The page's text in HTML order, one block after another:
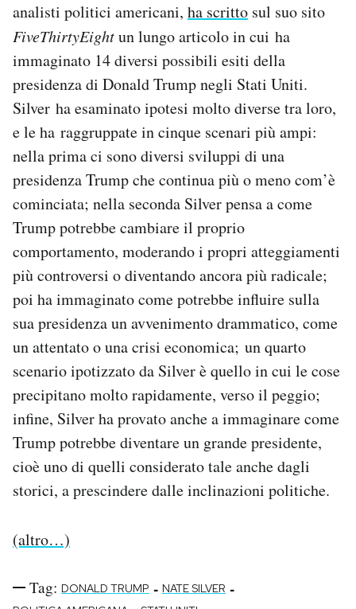
SHOP
CALENDARIO
AREA PERSONALE
Area Personale
Newsletter
Regala il Post
Hai bisogno di aiuto?
Esci
analisti politici americani, ha scritto sul suo sito
FiveThirtyEightun lungo articolo in cui ha
immaginato 14 diversi possibili esiti della
presidenza di Donald Trump negli Stati Uniti.
Silver ha esaminato ipotesi molto diverse tra loro,
e le ha raggruppate in cinque scenari più ampi:
nella prima ci sono diversi sviluppi di una
presidenza Trump che continua più o meno com’è
cominciata; nella seconda Silver pensa a come
Trump potrebbe cambiare il proprio
comportamento, moderando i propri atteggiamenti
più controversi o diventando ancora più radicale;
poi ha immaginato come potrebbe influire sulla
sua presidenza un avvenimento drammatico, come
un attentato o una crisi economica; un quarto
scenario ipotizzato da Silver è quello in cui le cose
precipitano molto rapidamente, verso il peggio;
infine, Silver ha provato anche a immaginare come
Trump potrebbe diventare un grande presidente,
cioè uno di quelli considerato tale anche dagli
storici, a prescindere dalle inclinazioni politiche.
(altro…)
Tag: DONALD TRUMP - NATE SILVER -